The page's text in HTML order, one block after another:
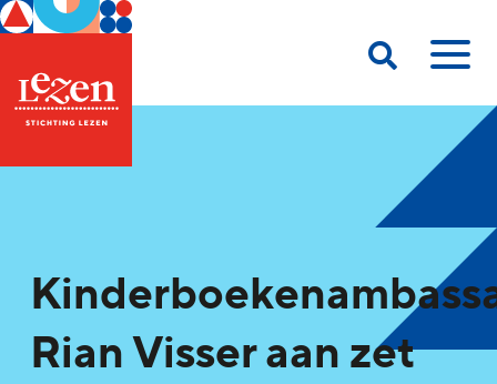
Rian Visser aan zet